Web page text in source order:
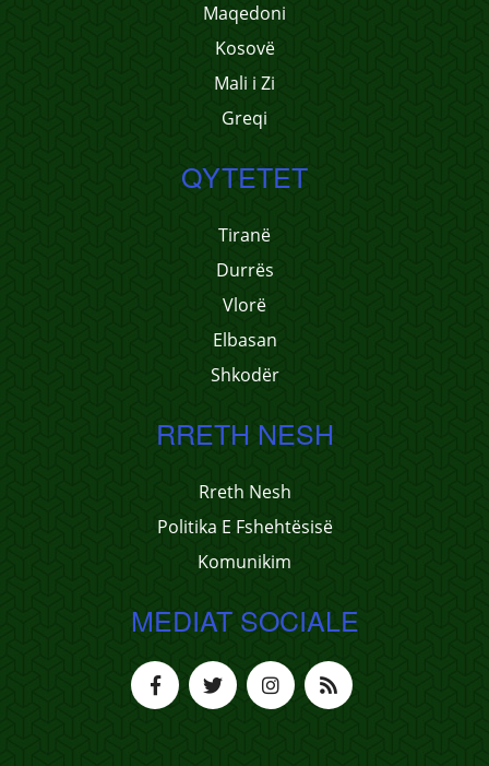
Maqedoni
Kosovë
Mali i Zi
Greqi
QYTETET
Tiranë
Durrës
Vlorë
Elbasan
Shkodër
RRETH NESH
Rreth Nesh
Politika E Fshehtësisë
Komunikim
MEDIAT SOCIALE